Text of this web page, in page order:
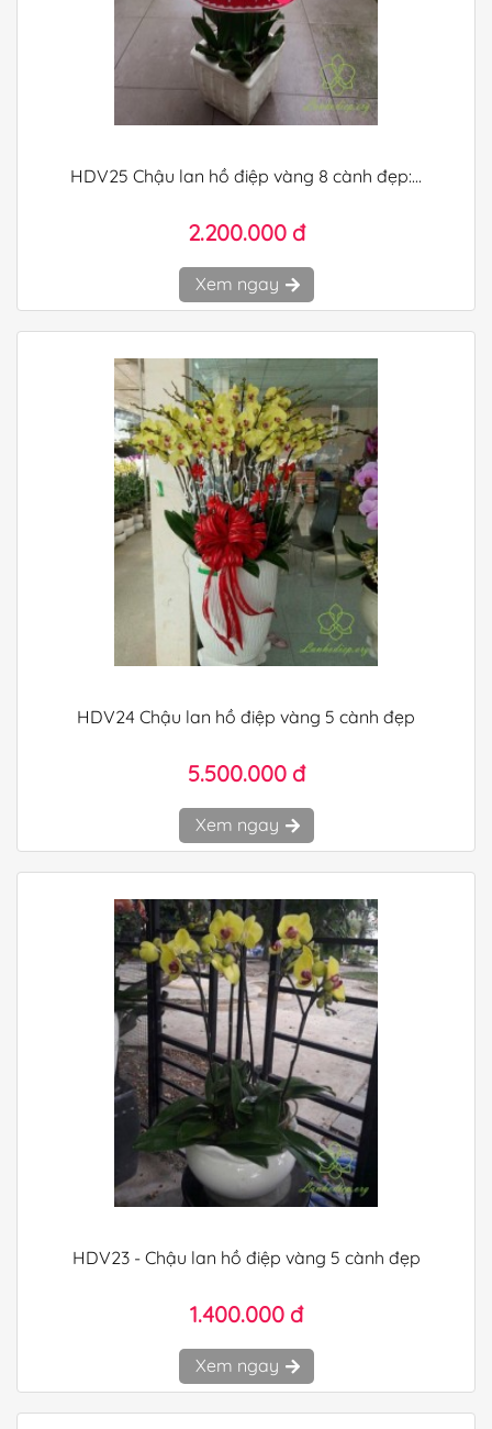
HDV25 Chậu lan hồ điệp vàng 8 cành đẹp:...
2.200.000 đ
Xem ngay
HDV24 Chậu lan hồ điệp vàng 5 cành đẹp
5.500.000 đ
Xem ngay
HDV23 - Chậu lan hồ điệp vàng 5 cành đẹp
1.400.000 đ
Xem ngay